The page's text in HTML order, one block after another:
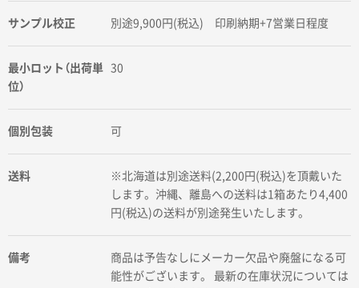
サンプル校正 別途9,900円(税込) 印刷納期+7営業日程度
最小ロット（出荷単
位）
30
個別包装 可
送料
※北海道は別途送料(2,200円(税込)を頂戴いた
します。沖縄、離島への送料は1箱あたり4,400
円(税込)の送料が別途発生いたします。
備考
商品は予告なしにメーカー欠品や廃盤になる可
能性がございます。 最新の在庫状況については